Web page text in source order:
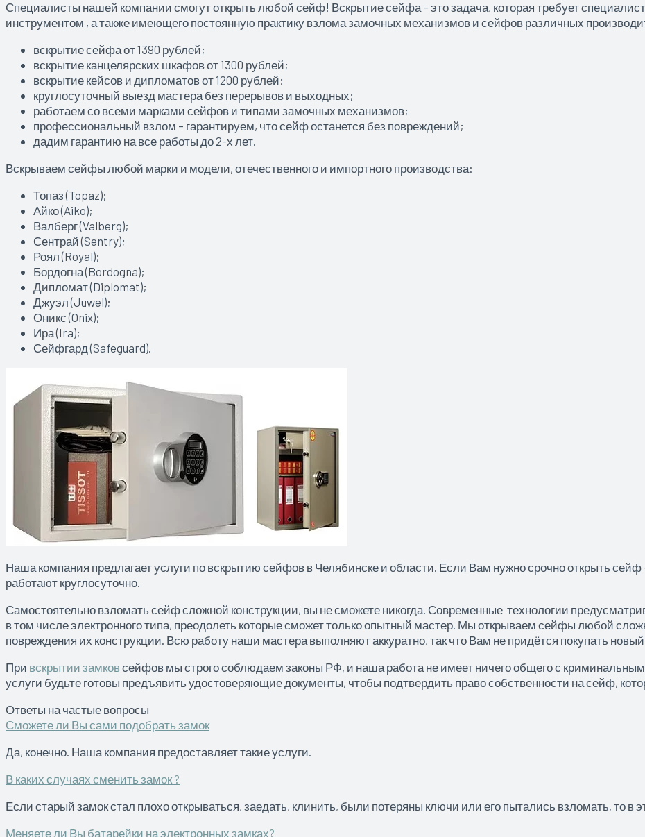
Специалисты нашей компании смогут открыть любой сейф! Вскрытие сейфа – это задача, которая требует
инструментом , а также имеющего постоянную практику взлома замочных механизмов и сейфов различных
вскрытие сейфа от 1390 рублей;
вскрытие канцелярских шкафов от 1300 рублей;
вскрытие кейсов и дипломатов от 1200 рублей;
круглосуточный выезд мастера без перерывов и выходных;
работаем со всеми марками сейфов и типами замочных механизмов;
профессиональный взлом – гарантируем, что сейф останется без повреждений;
дадим гарантию на все работы до 2-х лет.
Вскрываем сейфы любой марки и модели, отечественного и импортного производства:
Топаз (Topaz);
Айко (Aiko);
Валберг (Valberg);
Сентрай (Sentry);
Роял (Royal);
Бордогна (Bordogna);
Дипломат (Diplomat);
Джуэл (Juwel);
Оникс (Onix);
Ира (Ira);
Сейфгард (Safeguard).
Наша компания предлагает услуги по вскрытию сейфов в Челябинске и области. Если Вам нужно срочно открыть
работают круглосуточно.
Самостоятельно взломать сейф сложной конструкции, вы не сможете никогда. Современные технологии
в том числе электронного типа, преодолеть которые сможет только опытный мастер. Мы открываем сейфы любой
повреждения их конструкции. Всю работу наши мастера выполняют аккуратно, так что Вам не придётся покупать
При вскрытии замковсейфов мы строго соблюдаем законы РФ, и наша работа не имеет ничего общего с
услуги будьте готовы предъявить удостоверяющие документы, чтобы подтвердить право собственности на сейф,
Ответы на частые вопросы
Сможете ли Вы сами подобрать замок
Да, конечно. Наша компания предоставляет такие услуги.
В каких случаях сменить замок ?
Если старый замок стал плохо открываться, заедать, клинить, были потеряны ключи или его пытались взломать, то в
Меняете ли Вы батарейки на электронных замках?